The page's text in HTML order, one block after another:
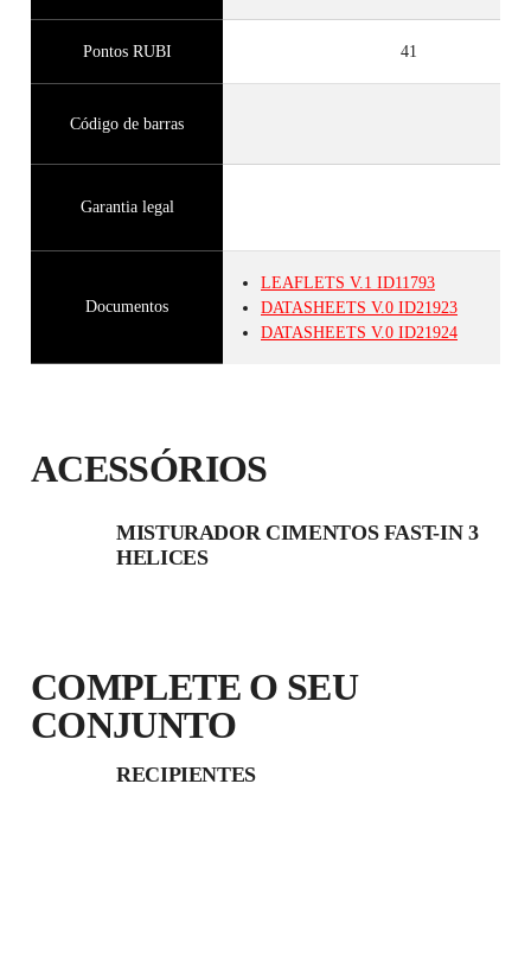
Pontos RUBI 41
Código de barras
Garantia legal
Documentos
LEAFLETS V.1 ID11793
DATASHEETS V.0 ID21923
DATASHEETS V.0 ID21924
ACESSÓRIOS
MISTURADOR CIMENTOS FAST-IN 3
HELICES
COMPLETE O SEU
CONJUNTO
RECIPIENTES